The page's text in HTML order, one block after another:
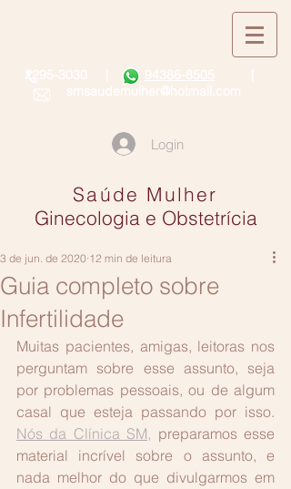
|
smsaudemulher@hotmail.com
Login
Saúde Mulher
Ginecologia e Obstetrícia
Guia completo sobre
Infertilidade
3 de jun. de 2020 12 min de leitura
Muitas pacientes, amigas, leitoras nos
perguntam sobre esse assunto, seja
por problemas pessoais, ou de algum
Nós da Clínica SM, preparamos esse
material incrível sobre o assunto, e
nada melhor do que divulgarmos em